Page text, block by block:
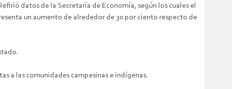
datos de la Secretaría de Economía, según los cuales el
un aumento de alrededor de 30 por ciento respecto de
a las comunidades campesinas e indígenas.